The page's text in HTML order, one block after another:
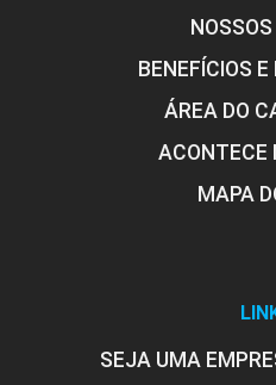
BENEFÍCIOS
ÁREA DO
ACONTECE
MAPA
SEJA UMA